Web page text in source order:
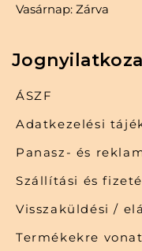
Vasárnap: Zárva
ÁSZF
Adatkezelési
Panasz- és
Szállítási és
Visszaküldési /
Termékekre